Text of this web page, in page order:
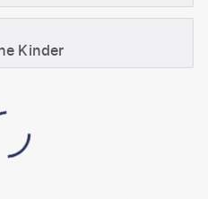
Kinder